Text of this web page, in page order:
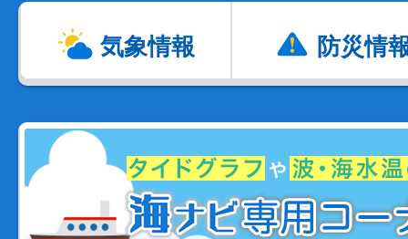
気象情報 防災情